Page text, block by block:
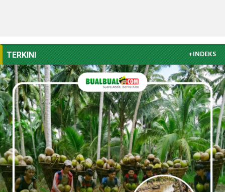
TERKINI +INDEKS